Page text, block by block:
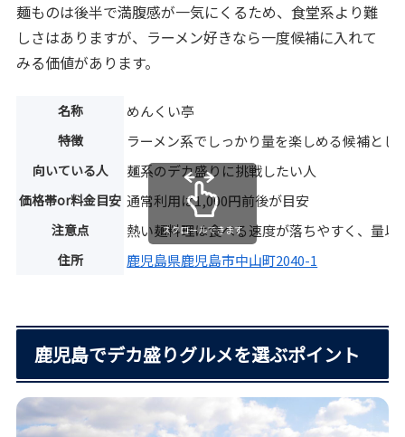
麺ものは後半で満腹感が一気にくるため、食堂系より難
しさはありますが、ラーメン好きなら一度候補に入れて
みる価値があります。
名称 めんくい亭
特徴 ラーメン系でしっかり量を楽しめる候補とし
向いている人 麺系のデカ盛りに挑戦したい人
価格帯or料金目安 通常利用は1,000円前後が目安
注意点 熱い麺料理は食べる速度が落ちやすく、量以
住所 鹿児島県鹿児島市中山町2040-1
スクロールできます
鹿児島でデカ盛りグルメを選ぶポイント